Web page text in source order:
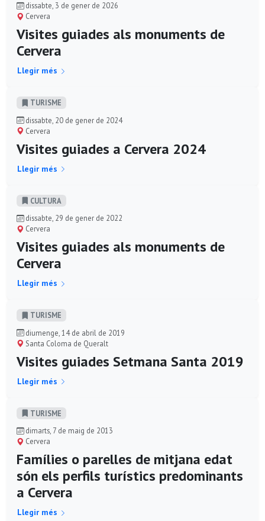
dissabte, 3 de gener de 2026
Cervera
Visites guiades als monuments de
Cervera
Llegir més
TURISME
dissabte, 20 de gener de 2024
Cervera
Visites guiades a Cervera 2024
Llegir més
CULTURA
dissabte, 29 de gener de 2022
Cervera
Visites guiades als monuments de
Cervera
Llegir més
TURISME
diumenge, 14 de abril de 2019
Santa Coloma de Queralt
Visites guiades Setmana Santa 2019
Llegir més
TURISME
dimarts, 7 de maig de 2013
Cervera
Famílies o parelles de mitjana edat
són els perfils turístics predominants
a Cervera
Llegir més